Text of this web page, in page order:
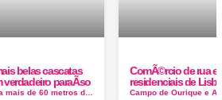
belas cascatas
paraÃ­so
Aqui, o rio Caima projeta-se a mais de 60 metros de altura, num espetáculo natural digno de ser contemplado, à escuta das águas q...
ComÃ©rcio de rua
residenciais de